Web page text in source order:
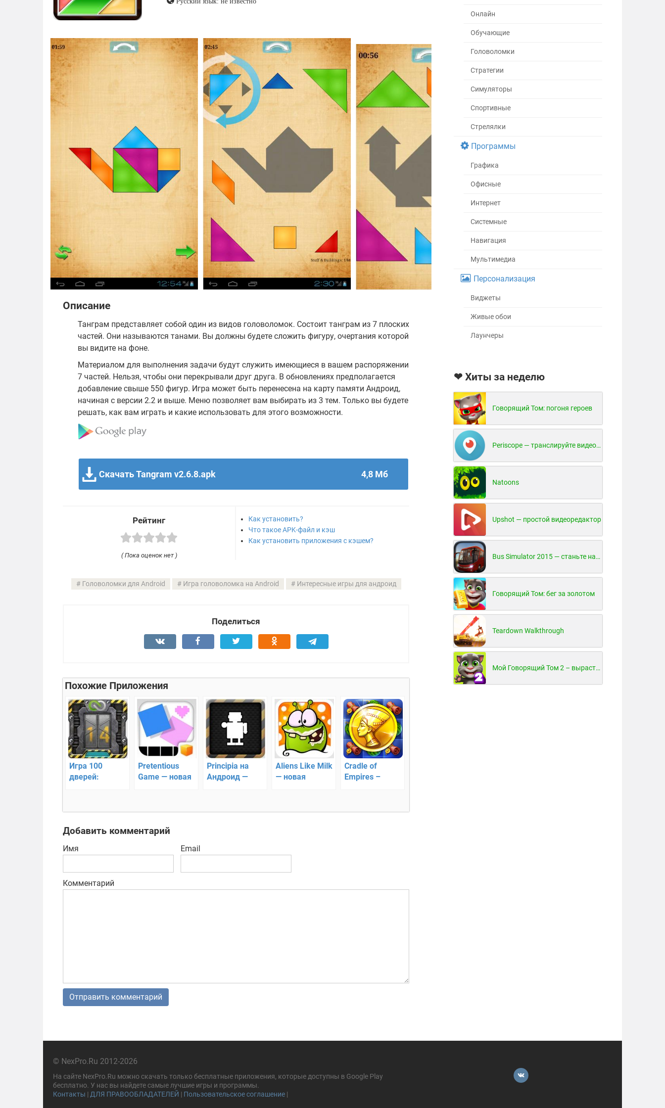
Описание
Танграм представляет собой один из видов головоломок. Состоит танграм из 7 плоских
частей. Они называются танами. Вы должны будете сложить фигуру, очертания которой
вы видите на фоне.
Материалом для выполнения задачи будут служить имеющиеся в вашем распоряжении
7 частей. Нельзя, чтобы они перекрывали друг друга. В обновлениях предполагается
добавление свыше 550 фигур. Игра может быть перенесена на карту памяти Андроид,
начиная с версии 2.2 и выше. Меню позволяет вам выбирать из 3 тем. Только вы будете
решать, как вам играть и какие использовать для этого возможности.
Скачать Tangram v2.6.8.apk 4,8 Мб
Рейтинг
( Пока оценок нет )
Как установить?
Что такое APK-файл и кэш
Как установить приложения с кэшем?
Головоломки для Android Игра головоломка на Android Интересные игры для андроид
Поделиться
Похожие Приложения
Игра 100
дверей:
Pretentious
Game — новая
Principia на
Андроид —
Aliens Like Milk
— новая
Cradle of
Empires –
Добавить комментарий
Имя Email
Комментарий
Онлайн
Обучающие
Головоломки
Стратегии
Симуляторы
Спортивные
Стрелялки
Программы
Графика
Офисные
Интернет
Системные
Навигация
Мультимедиа
Персонализация
Виджеты
Живые обои
Лаунчеры
❤ Хиты за неделю
Говорящий Том: погоня героев
Periscope — транслируйте видео в реальном времени!
Natoons
Upshot — простой видеоредактор
Bus Simulator 2015 — станьте настоящим водителем автобуса!
Говорящий Том: бег за золотом
Teardown Walkthrough
Мой Говорящий Том 2 – вырасти и воспитай своего котенка
© NexPro.Ru 2012-2026
На сайте NexPro.Ru можно скачать только бесплатные приложения, которые доступны в Google Play
бесплатно. У нас вы найдете самые лучшие игры и программы.
Контакты | ДЛЯ ПРАВООБЛАДАТЕЛЕЙ | Пользовательское соглашение |